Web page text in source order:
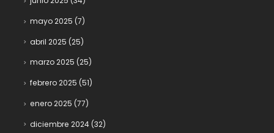
mayo 2025 (7)
abril 2025 (25)
marzo 2025 (25)
febrero 2025 (51)
enero 2025 (77)
diciembre 2024(32)